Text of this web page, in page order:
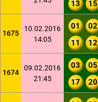
13
15
1675
10.02.2016
14:05
01 02
11
12
1674
09.02.2016
21:45
03 05
17
20